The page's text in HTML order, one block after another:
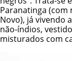
Paranatinga (com
Novo), já vivendo
não-índios,
misturados com